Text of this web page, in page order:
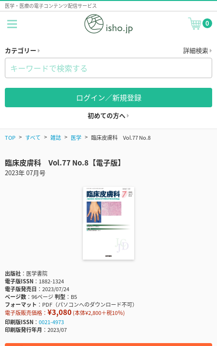
医学・医療の電子コンテンツ配信サービス
0
カテゴリー 詳細検索
ログイン／新規登録
初めての方へ
TOP すべて 雑誌 医学 臨床皮膚科 Vol.77 No.8
臨床皮膚科 Vol.77 No.8【電子版】
2023年 07月号
出版社
医学書院
電子版ISSN
1882-1324
電子版発売日
2023/07/24
ページ数
96ページ判型
B5
フォーマット
PDF（パソコンへのダウンロード不可）
電子版販売価格： ¥3,080(本体¥2,800＋税10％)
印刷版ISSN
0021-4973
印刷版発行年月
2023/07